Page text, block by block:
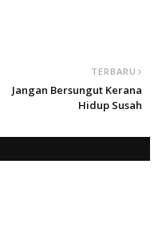
TERBARU
Jangan Bersungut Kerana
Hidup Susah